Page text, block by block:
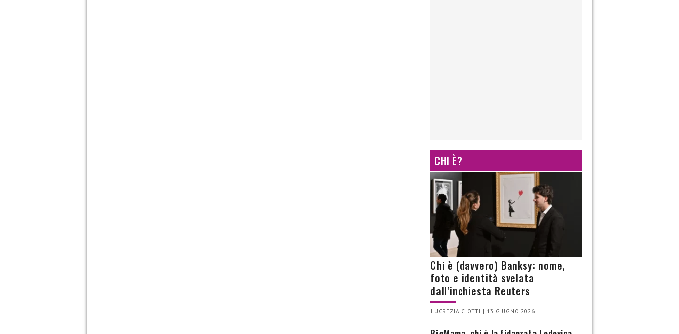
CHI È?
Chi è (davvero) Banksy: nome,
foto e identità svelata
dall’inchiesta Reuters
LUCREZIA CIOTTI | 13 GIUGNO 2026